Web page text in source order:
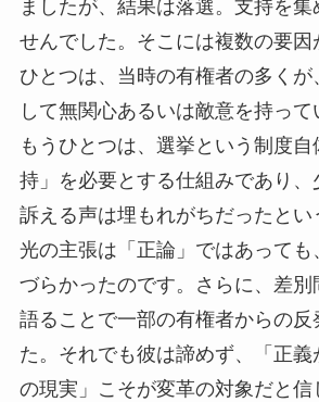
ましたが、結果は落選。支持を集
せんでした。そこには複数の要因
ひとつは、当時の有権者の多く
して無関心あるいは敵意を持って
もうひとつは、選挙という制度
持」を必要とする仕組みであり、
訴える声は埋もれがちだったとい
光の主張は「正論」ではあっても
づらかったのです。さらに、差別
語ることで一部の有権者からの反
た。それでも彼は諦めず、「正義
の現実」こそが変革の対象だと信